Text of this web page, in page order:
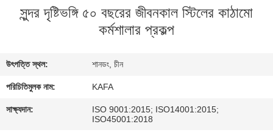
আমাদের
কারখানা
পরিদর্শন
সুন্দর দৃষ্টিভঙ্গি ৫০ বছরের জীবনকাল স্টিলের কাঠামো
কর্মশালার প্রকল্প
উৎপত্তি স্থল: শানডং, চীন
পরিচিতিমুলক নাম: KAFA
সাক্ষ্যদান:
ISO 9001:2015; ISO14001:2015;
ISO45001:2018